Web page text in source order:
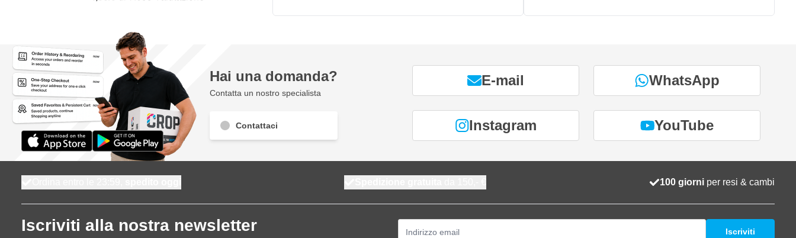
Hai una domanda?
Contatta un nostro specialista
Contattaci
E-mail WhatsApp
Instagram YouTube
100 giorni per resi & cambi
Iscriviti alla nostra newsletter Iscriviti